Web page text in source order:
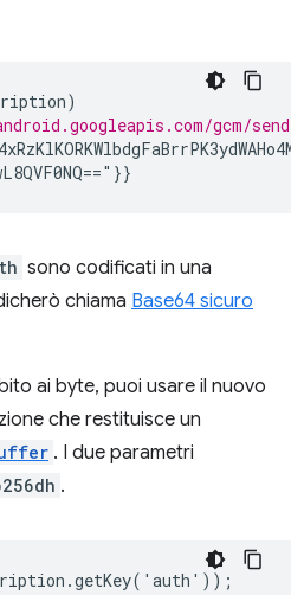
)
gcm/send/
==" }}
sono codificati in una
chiama Base64 sicuro
ai byte, puoi usare il nuovo
che restituisce un
. I due parametri
.
.getKey( ' auth ' ));